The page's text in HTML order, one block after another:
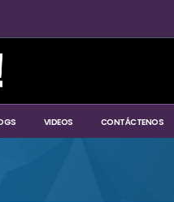
VIDEOS CONTÁCTENOS